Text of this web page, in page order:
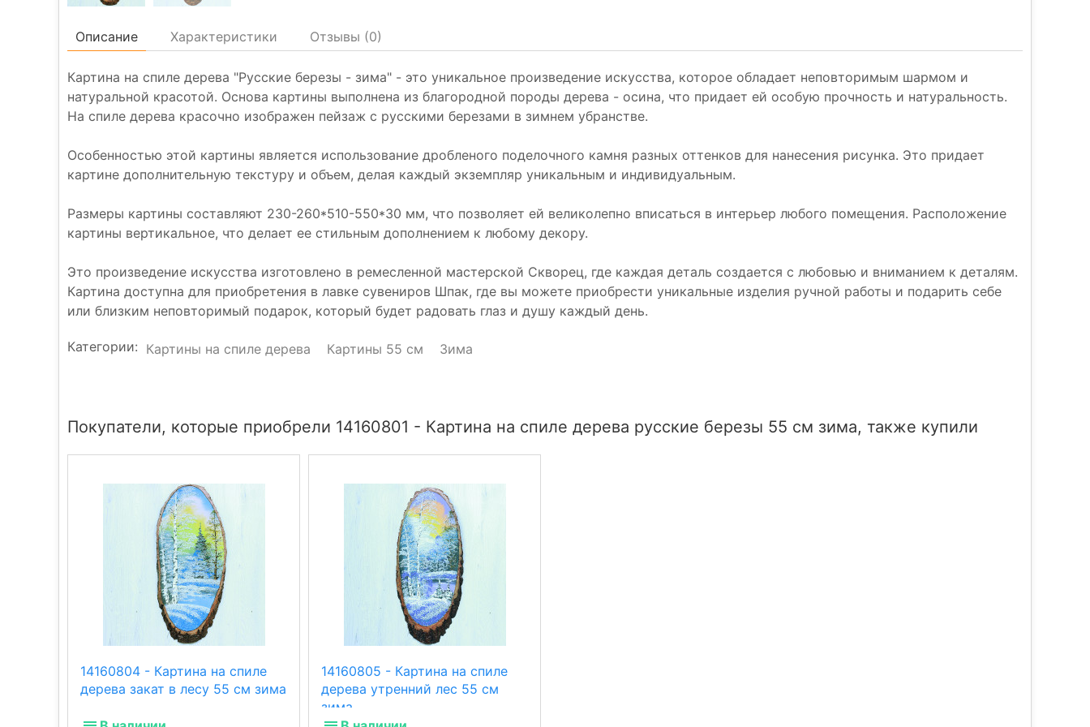
Описание Характеристики Отзывы (0)
Картина на спиле дерева "Русские березы - зима" - это уникальное произведение искусства, которое обладает неповторимым шармом и
натуральной красотой. Основа картины выполнена из благородной породы дерева - осина, что придает ей особую прочность и натуральность.
На спиле дерева красочно изображен пейзаж с русскими березами в зимнем убранстве.
Особенностью этой картины является использование дробленого поделочного камня разных оттенков для нанесения рисунка. Это придает
картине дополнительную текстуру и объем, делая каждый экземпляр уникальным и индивидуальным.
Размеры картины составляют 230-260*510-550*30 мм, что позволяет ей великолепно вписаться в интерьер любого помещения. Расположение
картины вертикальное, что делает ее стильным дополнением к любому декору.
Это произведение искусства изготовлено в ремесленной мастерской Скворец, где каждая деталь создается с любовью и вниманием к деталям.
Картина доступна для приобретения в лавке сувениров Шпак, где вы можете приобрести уникальные изделия ручной работы и подарить себе
или близким неповторимый подарок, который будет радовать глаз и душу каждый день.
Категории: Картины на спиле дерева Картины 55 см Зима
Покупатели, которые приобрели 14160801 - Картина на спиле дерева русские березы 55 см зима, также купили
14160804 - Картина на спиле
дерева закат в лесу 55 см зима
14160805 - Картина на спиле
дерева утренний лес 55 см
зима